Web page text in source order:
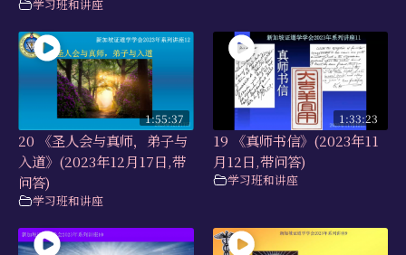
学习班和讲座
1:55:37
20 《圣人会与真师，弟子与
入道》(2023年12月17日,带
问答)
学习班和讲座
1:33:23
19 《真师书信》(2023年11
月12日,带问答)
学习班和讲座